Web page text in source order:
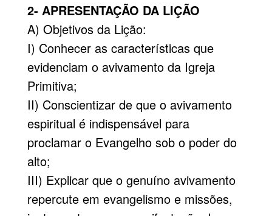
2- APRESENTAÇÃO DA LIÇÃO
A) Objetivos da Lição:
I) Conhecer as características que
evidenciam o avivamento da Igreja
Primitiva;
II) Conscientizar de que o avivamento
espiritual é indispensável para
proclamar o Evangelho sob o poder do
alto;
III) Explicar que o genuíno avivamento
repercute em evangelismo e missões,